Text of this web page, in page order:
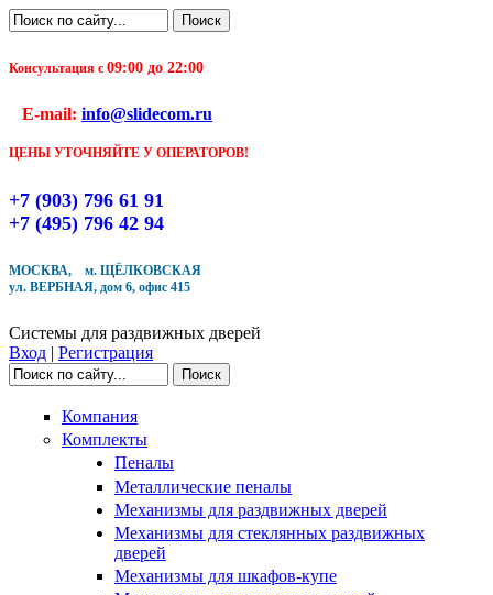
Перейти к основному содержанию
Поиск
Консультация с 09:00 до 22:00
E-mail: info@slidecom.ru
ЦЕНЫ УТОЧНЯЙТЕ У ОПЕРАТОРОВ!
+7 (903) 796 61 91
+7 (495) 796 42 94
МОСКВА, м. ЩЁЛКОВСКАЯ
ул. ВЕРБНАЯ, дом 6, офис 415
Системы для раздвижных дверей
Вход | Регистрация
Поиск
Компания
Комплекты
Пеналы
Металлические пеналы
Механизмы для раздвижных дверей
Механизмы для стеклянных раздвижных
дверей
Механизмы для шкафов-купе
Чтобы оформить заказ, заполните форму. В течение
ближайшего времени с Вами свяжется Наш менеджер
и уточнит детали заказа а также время доставки
Кол-во товара
Купить в один клик